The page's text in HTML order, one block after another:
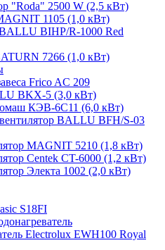
"Roda" 2500 W (2,5 кВт)
1105 (1,0 кВт)
BIHP/R-1000 Red
7266 (1,0 кВт)
Frico AC 209
BKX-5 (3,0 кВт)
КЭВ-6С11 (6,0 кВт)
BALLU BFH/S-03
MAGNIT 5210 (1,8 кВт)
Centek CT-6000 (1,2 кВт)
Электа 1002 (2,0 кВт)
S18FI
Electrolux EWH100 Royal